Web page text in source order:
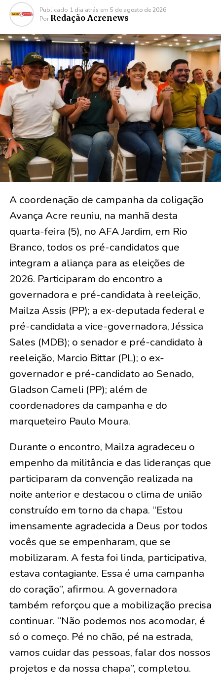
Publicado 1 dia atrás em 5 de agosto de 2026
Por Redação Acrenews
A coordenação de campanha da coligação
Avança Acre reuniu, na manhã desta
quarta-feira (5), no AFA Jardim, em Rio
Branco, todos os pré-candidatos que
integram a aliança para as eleições de
2026. Participaram do encontro a
governadora e pré-candidata à reeleição,
Mailza Assis (PP); a ex-deputada federal e
pré-candidata a vice-governadora, Jéssica
Sales (MDB); o senador e pré-candidato à
reeleição, Marcio Bittar (PL); o ex-
governador e pré-candidato ao Senado,
Gladson Cameli (PP); além de
coordenadores da campanha e do
marqueteiro Paulo Moura.
Durante o encontro, Mailza agradeceu o
empenho da militância e das lideranças que
participaram da convenção realizada na
noite anterior e destacou o clima de união
construído em torno da chapa. “Estou
imensamente agradecida a Deus por todos
vocês que se empenharam, que se
mobilizaram. A festa foi linda, participativa,
estava contagiante. Essa é uma campanha
do coração”, afirmou. A governadora
também reforçou que a mobilização precisa
continuar. “Não podemos nos acomodar, é
só o começo. Pé no chão, pé na estrada,
vamos cuidar das pessoas, falar dos nossos
projetos e da nossa chapa”, completou.